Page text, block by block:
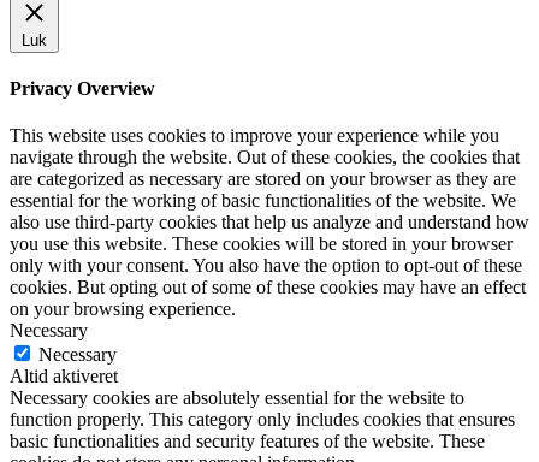
Luk
Privacy Overview
This website uses cookies to improve your experience while you
navigate through the website. Out of these cookies, the cookies that
are categorized as necessary are stored on your browser as they are
essential for the working of basic functionalities of the website. We
also use third-party cookies that help us analyze and understand how
you use this website. These cookies will be stored in your browser
only with your consent. You also have the option to opt-out of these
cookies. But opting out of some of these cookies may have an effect
on your browsing experience.
Necessary
Necessary
Altid aktiveret
Necessary cookies are absolutely essential for the website to
function properly. This category only includes cookies that ensures
basic functionalities and security features of the website. These